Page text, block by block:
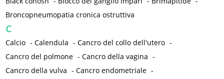
Broncopneumopatia cronica ostruttiva
C
Calcio -Calendula -Cancro del collo dell'utero -
Cancro del polmone -Cancro della vagina -
Cancro della vulva -Cancro endometriale -